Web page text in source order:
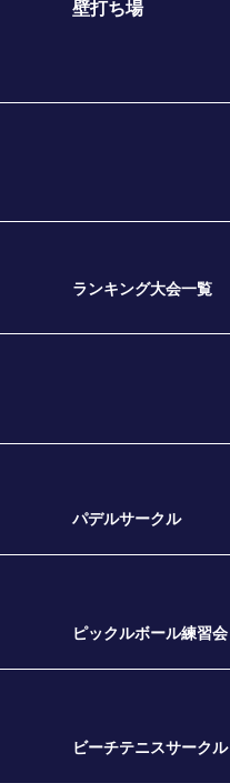
壁打ち場
ランキング大会一覧
パデルサークル
ピックルボール練習会
ビーチテニスサークル